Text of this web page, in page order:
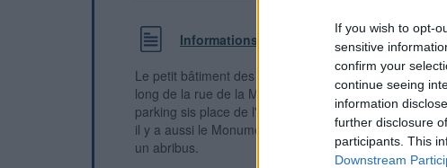
If you wish to opt-
sensitive
confirm your
continue seeing
information
further disclosure
participants. This
Downstream
Informations complémentaires
Le petit bâtiment des toilettes est situé au fond à
long de la rue de la Marelle, à côté de l'intersection
parking sis place de l'Orée Fleurie est situé en face
il y a aussi le Monument aux Morts à gauche, et une
un abribus.